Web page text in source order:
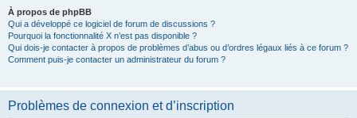
À propos de phpBB
Qui a développé ce logiciel de forum de discussions ?
Pourquoi la fonctionnalité X n’est pas disponible ?
Qui dois-je contacter à propos de problèmes d’abus ou d’ordres légaux liés à ce forum ?
Comment puis-je contacter un administrateur du forum ?
Problèmes de connexion et d’inscription